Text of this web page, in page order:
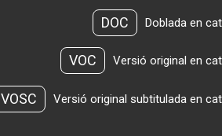
DOC Doblada en
VOC Versió original en
VOSC Versió original subtitulada en